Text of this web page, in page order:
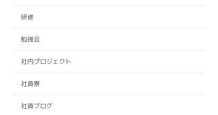
研修
勉強会
社内プロジェクト
社員寮
社員ブログ